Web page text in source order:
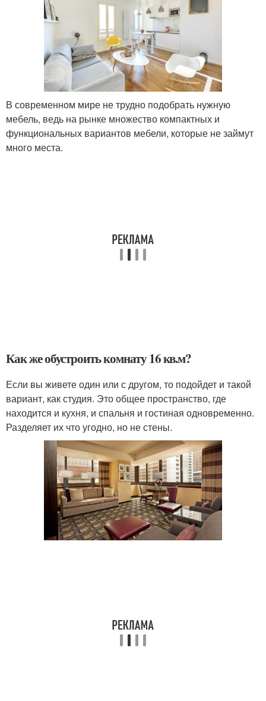
В современном мире не трудно подобрать нужную
мебель, ведь на рынке множество компактных и
функциональных вариантов мебели, которые не займут
много места.
Как же обустроить комнату 16 кв.м?
Если вы живете один или с другом, то подойдет и такой
вариант, как студия. Это общее пространство, где
находится и кухня, и спальня и гостиная одновременно.
Разделяет их что угодно, но не стены.